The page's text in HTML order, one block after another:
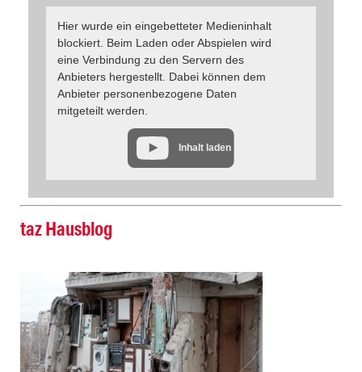
Hier wurde ein eingebetteter Medieninhalt
blockiert. Beim Laden oder Abspielen wird
eine Verbindung zu den Servern des
Anbieters hergestellt. Dabei können dem
Anbieter personenbezogene Daten
mitgeteilt werden.
Inhalt laden
taz Hausblog